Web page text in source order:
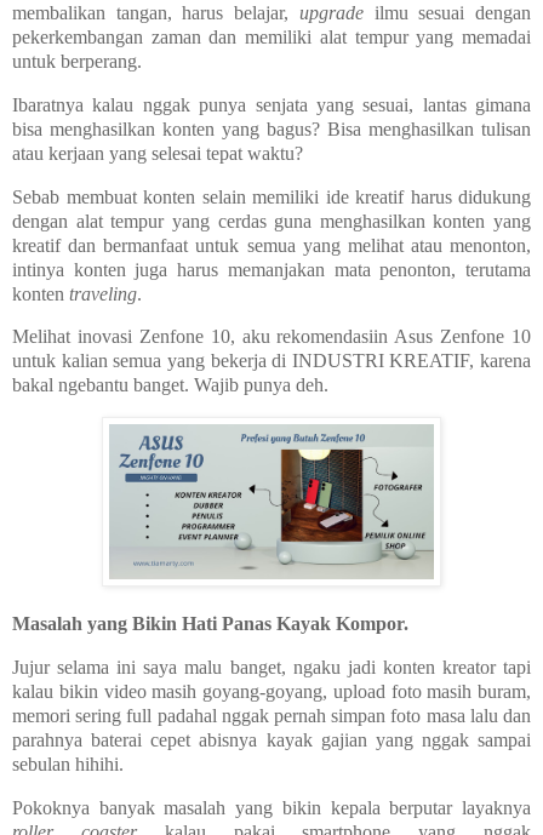
membalikan tangan, harus belajar, upgradeilmu sesuai dengan
pekerkembangan zaman dan memiliki alat tempur yang memadai
untuk berperang.
Ibaratnya kalau nggak punya senjata yang sesuai, lantas gimana
bisa menghasilkan konten yang bagus? Bisa menghasilkan tulisan
atau kerjaan yang selesai tepat waktu?
Sebab membuat konten selain memiliki ide kreatif harus didukung
dengan alat tempur yang cerdas guna menghasilkan konten yang
kreatif dan bermanfaat untuk semua yang melihat atau menonton,
intinya konten juga harus memanjakan mata penonton, terutama
konten traveling.
Melihat inovasi Zenfone 10, aku rekomendasiin Asus Zenfone 10
untuk kalian semua yang bekerja di INDUSTRI KREATIF, karena
bakal ngebantu banget. Wajib punya deh.
Masalah yang Bikin Hati Panas Kayak Kompor.
Jujur selama ini saya malu banget, ngaku jadi konten kreator tapi
kalau bikin video masih goyang-goyang, upload foto masih buram,
memori sering full padahal nggak pernah simpan foto masa lalu dan
parahnya baterai cepet abisnya kayak gajian yang nggak sampai
sebulan hihihi.
Pokoknya banyak masalah yang bikin kepala berputar layaknya